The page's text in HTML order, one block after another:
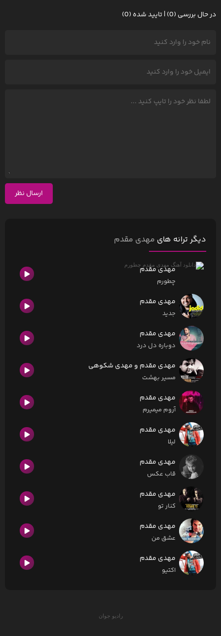
در حال بررسی (0) | تایید شده (0)
ارسال نظر
دیگر ترانه های مهدی مقدم
مهدی مقدم
چطورم
مهدی مقدم
جدید
مهدی مقدم
دوباره دل درد
مهدی مقدم و مهدی شکوهی
مسیر بهشت
مهدی مقدم
آروم میمیرم
مهدی مقدم
لیلا
مهدی مقدم
قاب عکس
مهدی مقدم
کنار تو
مهدی مقدم
عشق من
مهدی مقدم
اکتیو
رادیو جوان